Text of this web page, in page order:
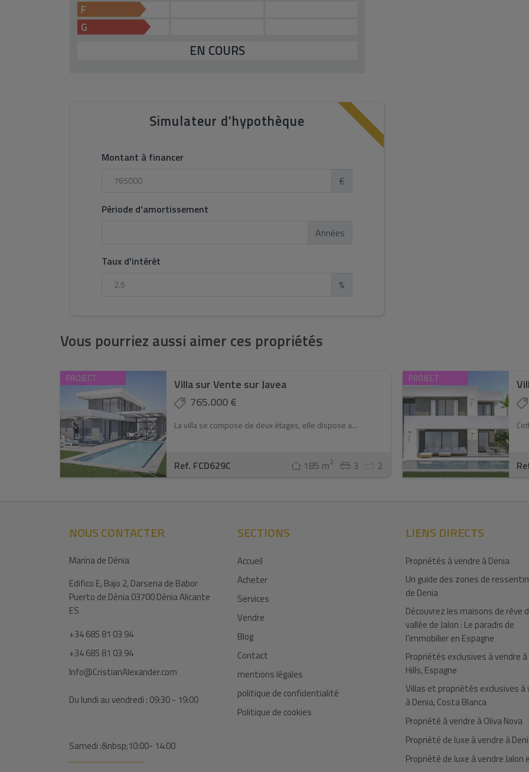
F
G
EN COURS
Simulateur d'hypothèque
Montant à financer
€
Période d'amortissement
Années
Taux d'intérêt
%
Vous pourriez aussi aimer ces propriétés
PROJECT
Villa sur Vente sur Javea
765.000 €
La villa se compose de deux étages, elle dispose a...
Ref. FCD629C 185 m2 3 2
PROJECT
NOUS CONTACTER
Marina de Dénia
Edifico E, Bajo 2, Darsena de Babor
Puerto de Dénia 03700 Dénia Alicante
ES
+34 685 81 03 94
+34 685 81 03 94
Info@CristianAlexander.com
Du lundi au vendredi : 09:30 - 19:00
Samedi :&nbsp;10:00- 14:00
SECTIONS
Accueil
Acheter
Services
Vendre
Blog
Contact
mentions légales
politique de confidentialité
Politique de cookies
LIENS DIRECTS
Propriétés à vendre à Denia
Un guide des zones de
de Denia
Découvrez les maisons de rêve
vallée de Jalon : Le paradis de
l'immobilier en Espagne
Propriétés exclusives à vendre
Hills, Espagne
Villas et propriétés exclusives à
à Denia, Costa Blanca
Propriété à vendre à Oliva Nova
Propriété de luxe à vendre à
Propriété de luxe à vendre Jalon